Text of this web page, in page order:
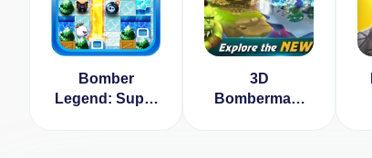
Bomber
Legend: Super
3D
Bomberman: